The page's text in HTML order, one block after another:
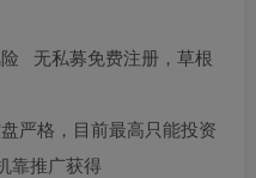
无私募免费注册，草根
严格，目前最高只能投资
靠推广获得